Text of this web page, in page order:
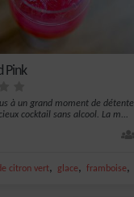
Pink
à un grand moment de détente
cocktail sans alcool. La m...
citron vert, glace, framboise,